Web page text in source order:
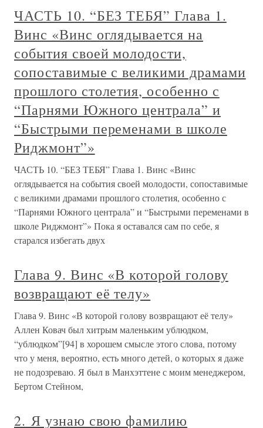
ЧАСТЬ 10. “БЕЗ ТЕБЯ” Глава 1.
Винс «Винс оглядывается на
события своей молодости,
сопоставимые с великими драмами
прошлого столетия, особенно с
“Парнями Южного централа” и
“Быстрыми переменами в школе
Риджмонт”»
ЧАСТЬ 10. “БЕЗ ТЕБЯ” Глава 1. Винс «Винс
оглядывается на события своей молодости, сопоставимые
с великими драмами прошлого столетия, особенно с
“Парнями Южного централа” и “Быстрыми переменами в
школе Риджмонт”» Пока я оставался сам по себе, я
старался избегать двух
Глава 9. Винс «В которой голову
возвращают её телу»
Глава 9. Винс «В которой голову возвращают её телу»
Аллен Ковач был хитрым маленьким ублюдком,
“ублюдком”[94] в хорошем смысле этого слова, потому
что у меня, вероятно, есть много детей, о которых я даже
не подозреваю. Я был в Манхэттене с моим менеджером,
Бертом Стейном,
2. Я узнаю свою фамилию